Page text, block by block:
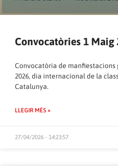
Convocatòries 1 Maig
Convocatòria de manfiestacions
2026, dia internacional de la
Catalunya.
LLEGIR MÉS »
27/04/2026 - 14:23:57